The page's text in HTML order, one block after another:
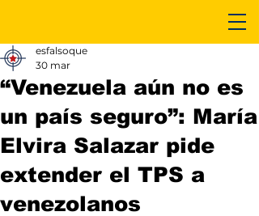
“Venezuela aún no es
un país seguro”: María
Elvira Salazar pide
extender el TPS a
venezolanos
esfalsoque
30 mar